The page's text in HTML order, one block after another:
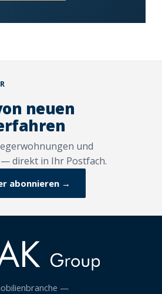
neuen
und
direkt in Ihr Postfach.
abonnieren →
—